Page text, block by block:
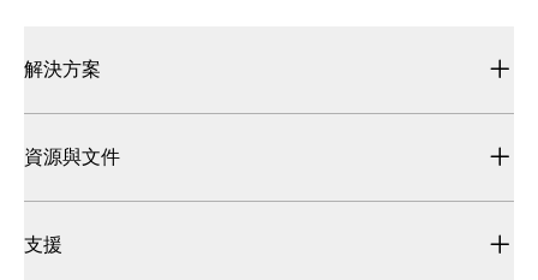
解決方案
資源與文件
支援